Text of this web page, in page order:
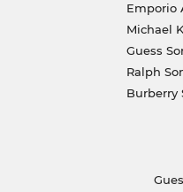
Emporio
Michael
Guess
Ralph
Burberry